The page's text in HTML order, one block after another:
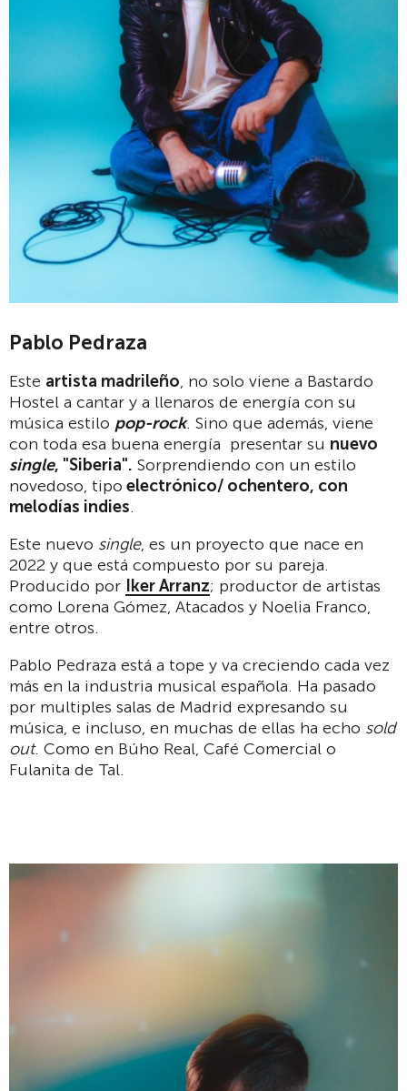
Pablo Pedraza
Este artista madrileño, no solo viene a Bastardo
Hostel a cantar y a llenaros de energía con su
música estilo pop-rock. Sino que además, viene
con toda esa buena energía presentar su nuevo
single, "Siberia". Sorprendiendo con un estilo
novedoso, tipo electrónico/ ochentero, con
melodías indies.
Este nuevo single, es un proyecto que nace en
2022 y que está compuesto por su pareja.
Producido por Iker Arranz; productor de artistas
como Lorena Gómez, Atacados y Noelia Franco,
entre otros.
Pablo Pedraza está a tope y va creciendo cada vez
más en la industria musical española. Ha pasado
por multiples salas de Madrid expresando su
música, e incluso, en muchas de ellas ha echo sold
out. Como en Búho Real, Café Comercial o
Fulanita de Tal.